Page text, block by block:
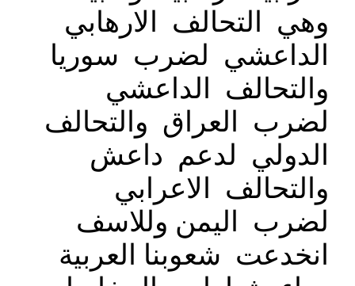
وهي التحالف الارهابي
الداعشي لضرب سوريا
والتحالف الداعشي
لضرب العراق والتحالف
الدولي لدعم داعش
والتحالف الاعرابي
لضرب اليمن وللاسف
انخدعت شعوبنا العربية